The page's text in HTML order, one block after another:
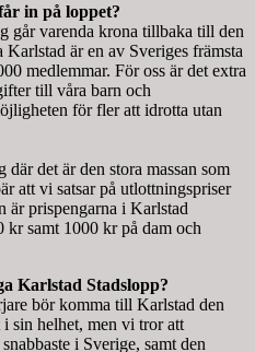
in på loppet?
går varenda krona tillbaka till den
är en av Sveriges främsta
medlemmar. För oss är det extra
till våra barn och
för fler att idrotta utan
det är den stora massan som
att vi satsar på utlottningspriser
är prispengarna i Karlstad
samt 1000 kr på dam och
Karlstad Stadslopp?
bör komma till Karlstad den
sin helhet, men vi tror att
i Sverige, samt den